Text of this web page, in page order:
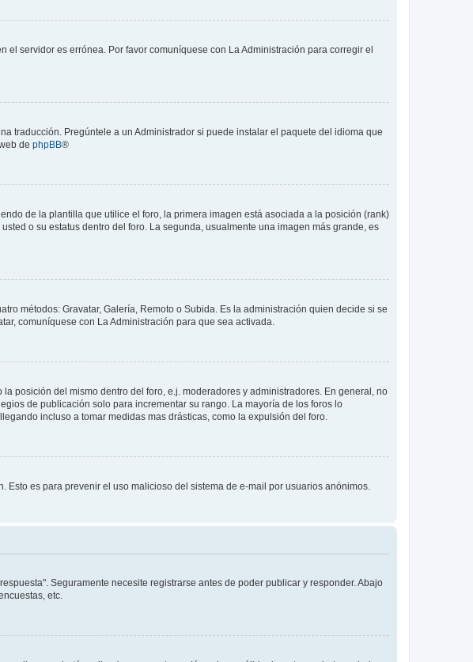
servidor es errónea. Por favor comuníquese con La Administración para corregir el
traducción. Pregúntele a un Administrador si puede instalar el paquete del idioma que
de phpBB®
de la plantilla que utilice el foro, la primera imagen está asociada a la posición (rank)
o su estatus dentro del foro. La segunda, usualmente una imagen más grande, es
métodos: Gravatar, Galería, Remoto o Subida. Es la administración quien decide si se
comuníquese con La Administración para que sea activada.
posición del mismo dentro del foro, e.j. moderadores y administradores. En general, no
de publicación solo para incrementar su rango. La mayoría de los foros lo
incluso a tomar medidas mas drásticas, como la expulsión del foro.
es para prevenir el uso malicioso del sistema de e-mail por usuarios anónimos.
Seguramente necesite registrarse antes de poder publicar y responder. Abajo
etc.